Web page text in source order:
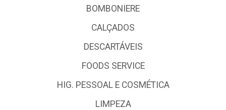
BOMBONIERE
CALÇADOS
DESCARTÁVEIS
FOODS SERVICE
HIG. PESSOAL E COSMÉTICA
LIMPEZA